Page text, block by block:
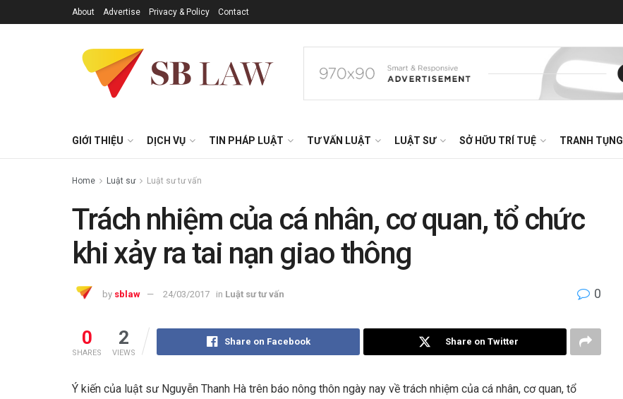
About Advertise Privacy & Policy Contact
GIỚI THIỆU DỊCH VỤ TIN PHÁP LUẬT TƯ VẤN LUẬT LUẬT SƯ SỞ HỮU TRÍ TUỆ TRANH TỤNG
Home Luật sư Luật sư tư vấn
Trách nhiệm của cá nhân, cơ quan, tổ chức
khi xảy ra tai nạn giao thông
by sblaw 24/03/2017 in Luật sư tư vấn 0
0
SHARES
2
VIEWS
Share on Facebook Share on Twitter
Ý kiến của luật sư Nguyễn Thanh Hà trên báo nông thôn ngày nay về trách nhiệm của cá nhân, cơ quan, tổ